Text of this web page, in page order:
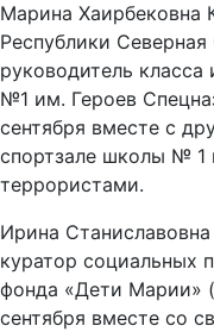
Марина Хаирбековна
Республики
руководитель
№1 им. Героев
сентября вместе с
спортзале школы № 1
террористами.
Ирина Станиславовна
куратор социальных
фонда «Дети Марии»
сентября вместе со